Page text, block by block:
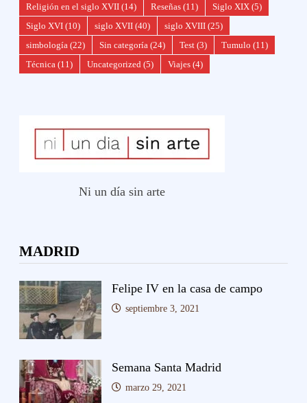
Religión en el siglo XVII (14) Reseñas (11) Siglo XIX (5)
Siglo XVI (10) siglo XVII (40) siglo XVIII (25)
simbología (22) Sin categoría (24) Test (3) Tumulo (11)
Técnica (11) Uncategorized (5) Viajes (4)
Ni un día sin arte
MADRID
Felipe IV en la casa de campo
septiembre 3, 2021
Semana Santa Madrid
marzo 29, 2021